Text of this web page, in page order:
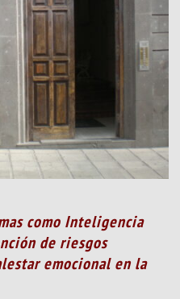
como Inteligencia
de riesgos
emocional en la